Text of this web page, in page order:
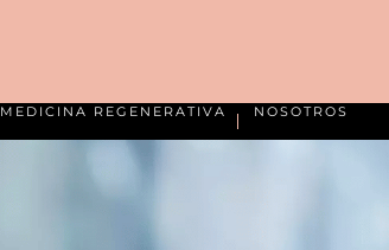
MEDICINA REGENERATIVA NOSOTROS